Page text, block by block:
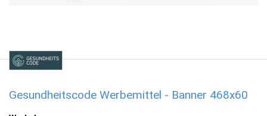
Gesundheitscode Werbemittel - Banner 468x60